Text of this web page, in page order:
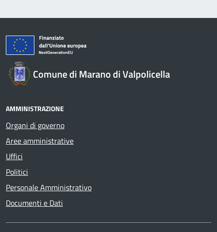
Comune di Marano di Valpolicella
AMMINISTRAZIONE
Organi di governo
Aree amministrative
Uffici
Politici
Personale Amministrativo
Documenti e Dati